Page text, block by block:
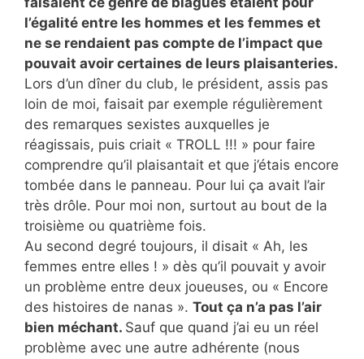
l’égalité entre les hommes et les femmes et
ne se rendaient pas compte de l’impact que
pouvait avoir certaines de leurs plaisanteries.
Lors d’un dîner du club, le président, assis pas
loin de moi, faisait par exemple régulièrement
des remarques sexistes auxquelles je
réagissais, puis criait « TROLL !!! » pour faire
comprendre qu’il plaisantait et que j’étais encore
tombée dans le panneau. Pour lui ça avait l’air
très drôle. Pour moi non, surtout au bout de la
troisième ou quatrième fois.
Au second degré toujours, il disait « Ah, les
femmes entre elles ! » dès qu’il pouvait y avoir
un problème entre deux joueuses, ou « Encore
des histoires de nanas ». Tout ça n’a pas l’air
bien méchant. Sauf que quand j’ai eu un réel
problème avec une autre adhérente (nous